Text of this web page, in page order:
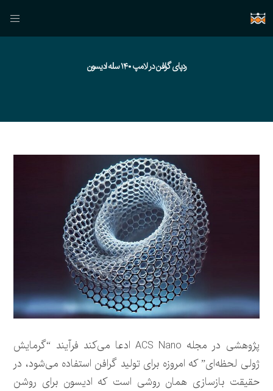
ردپای گرافن در لامپ ۱۴۰ ساله ادیسون
پژوهشی در مجله ACS Nano ادعا می‌کند فرآیند “گرمایش
ژولی لحظه‌ای” که امروزه برای تولید گرافن استفاده می‌شود، در
حقیقت بازسازی همان روشی است که ادیسون برای روشن